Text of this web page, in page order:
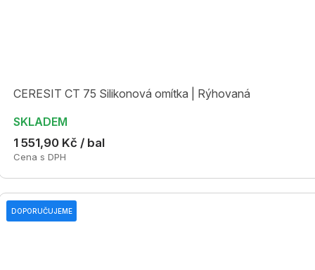
CERESIT CT 75 Silikonová omítka | Rýhovaná
SKLADEM
1 551,90 Kč / bal
Cena s DPH
DOPORUČUJEME